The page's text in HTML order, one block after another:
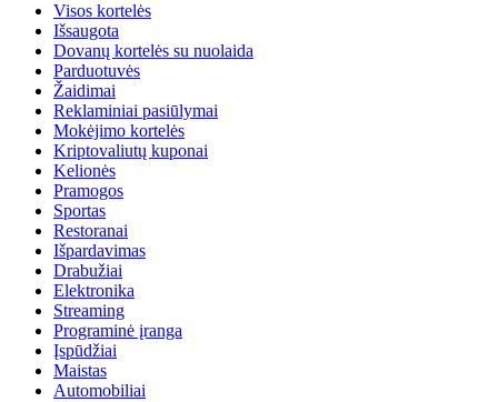
Visos kortelės
Išsaugota
Dovanų kortelės su nuolaida
Parduotuvės
Žaidimai
Reklaminiai pasiūlymai
Mokėjimo kortelės
Kriptovaliutų kuponai
Kelionės
Pramogos
Sportas
Restoranai
Išpardavimas
Drabužiai
Elektronika
Streaming
Programinė įranga
Įspūdžiai
Maistas
Automobiliai